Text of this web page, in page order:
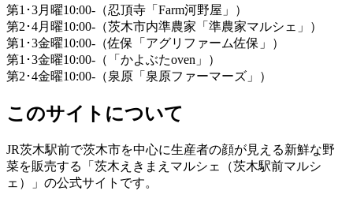
第1･3月曜10:00-（忍頂寺「Farm河野屋」）
第2･4月曜10:00-（茨木市内準農家「準農家マルシェ」）
第1･3金曜10:00-（佐保「アグリファーム佐保」）
第1･3金曜10:00-（「かよぶたoven」）
第2･4金曜10:00-（泉原「泉原ファーマーズ」）
このサイトについて
JR茨木駅前で茨木市を中心に生産者の顔が見える新鮮な野
菜を販売する「茨木えきまえマルシェ（茨木駅前マルシ
ェ）」の公式サイトです。